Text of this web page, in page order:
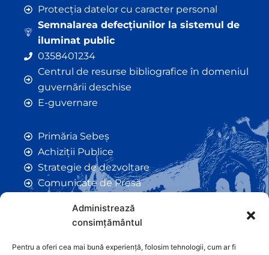
Administrează
consimțământul
Pentru a oferi cea mai bună experiență, folosim tehnologii, cum ar fi
Protecția datelor cu caracter personal
Semnalarea defecțiunilor la sistemul de
iluminat public
0358401234
Centrul de resurse bibliografice în domeniul
guvernării deschise
E-guvernare
Primăria Sebeș
Achiziții Publice
Strategie de dezvoltare
Comunicate de Presă
Anunțuri
Hotarâri de Consiliu
Certificate de Urbanism